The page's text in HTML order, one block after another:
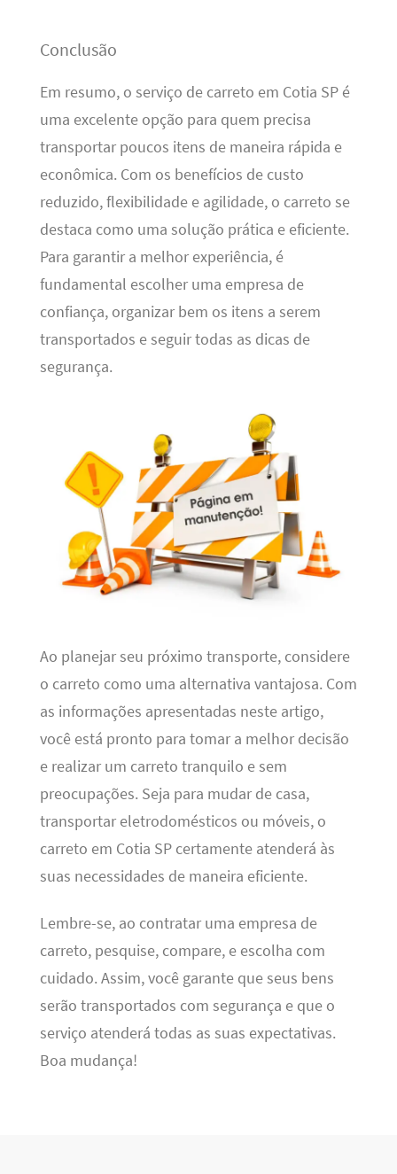
Conclusão
Em resumo, o serviço de carreto em Cotia SP é
uma excelente opção para quem precisa
transportar poucos itens de maneira rápida e
econômica. Com os benefícios de custo
reduzido, flexibilidade e agilidade, o carreto se
destaca como uma solução prática e eficiente.
Para garantir a melhor experiência, é
fundamental escolher uma empresa de
confiança, organizar bem os itens a serem
transportados e seguir todas as dicas de
segurança.
Ao planejar seu próximo transporte, considere
o carreto como uma alternativa vantajosa. Com
as informações apresentadas neste artigo,
você está pronto para tomar a melhor decisão
e realizar um carreto tranquilo e sem
preocupações. Seja para mudar de casa,
transportar eletrodomésticos ou móveis, o
carreto em Cotia SP certamente atenderá às
suas necessidades de maneira eficiente.
Lembre-se, ao contratar uma empresa de
carreto, pesquise, compare, e escolha com
cuidado. Assim, você garante que seus bens
serão transportados com segurança e que o
serviço atenderá todas as suas expectativas.
Boa mudança!